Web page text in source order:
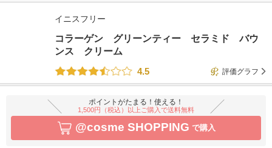
イニスフリー
コラーゲン グリーンティー セラミド バウ
ンス クリーム
4.5
評価グラフ
ポイントがたまる！使える！
1,500円（税込）以上ご購入で送料無料
@cosme SHOPPING で購入